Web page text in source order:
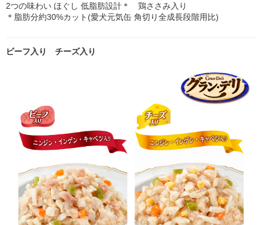
2つの味わい ほぐし 低脂肪設計＊ 鶏ささみ入り
＊脂肪分約30%カット(愛犬元気缶 角切り全成長段階用比)
ビーフ入り チーズ入り